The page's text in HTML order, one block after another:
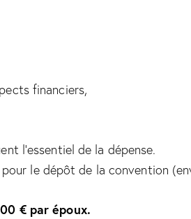
financiers,
l’essentiel de la dépense.
le dépôt de la convention
€ par époux.